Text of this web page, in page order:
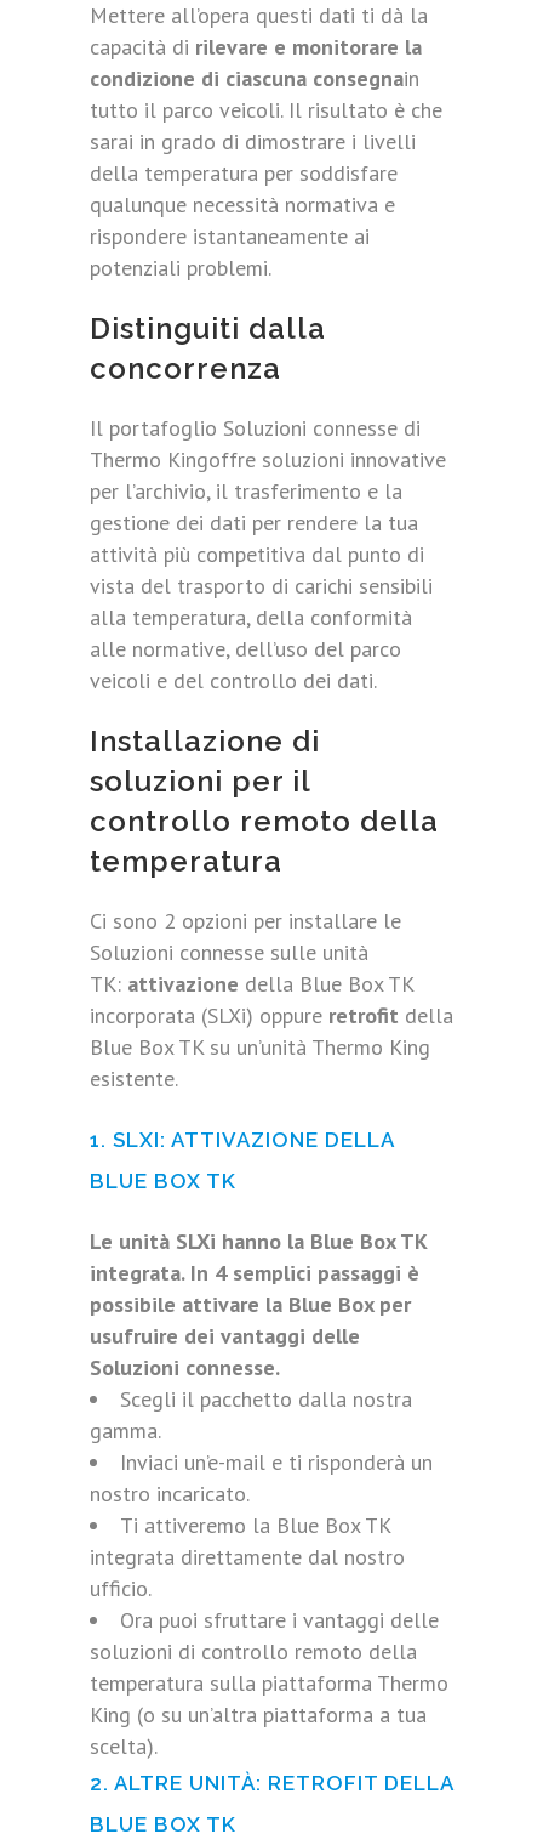
Mettere all’opera questi dati ti dà la
capacità di rilevare e monitorare la
condizione di ciascuna consegnain
tutto il parco veicoli. Il risultato è che
sarai in grado di dimostrare i livelli
della temperatura per soddisfare
qualunque necessità normativa e
rispondere istantaneamente ai
potenziali problemi.
Distinguiti dalla
concorrenza
Il portafoglio Soluzioni connesse di
Thermo Kingoffre soluzioni innovative
per l’archivio, il trasferimento e la
gestione dei dati per rendere la tua
attività più competitiva dal punto di
vista del trasporto di carichi sensibili
alla temperatura, della conformità
alle normative, dell’uso del parco
veicoli e del controllo dei dati.
Installazione di
soluzioni per il
controllo remoto della
temperatura
Ci sono 2 opzioni per installare le
Soluzioni connesse sulle unità
TK: attivazione della Blue Box TK
incorporata (SLXi) oppure retrofit della
Blue Box TK su un’unità Thermo King
esistente.
1. SLXI: ATTIVAZIONE DELLA
BLUE BOX TK
Le unità SLXi hanno la Blue Box TK
integrata. In 4 semplici passaggi è
possibile attivare la Blue Box per
usufruire dei vantaggi delle
Soluzioni connesse.
Scegli il pacchetto dalla nostra
gamma.
Inviaci un’e-mail e ti risponderà un
nostro incaricato.
Ti attiveremo la Blue Box TK
integrata direttamente dal nostro
ufficio.
Ora puoi sfruttare i vantaggi delle
soluzioni di controllo remoto della
temperatura sulla piattaforma Thermo
King (o su un’altra piattaforma a tua
scelta).
2. ALTRE UNITÀ: RETROFIT DELLA
BLUE BOX TK